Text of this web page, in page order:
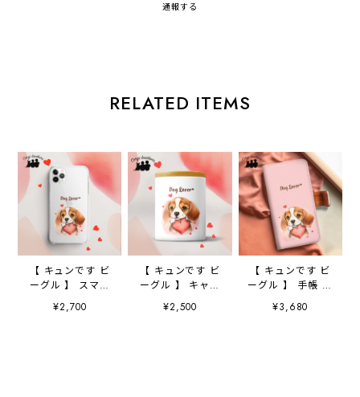
通報する
RELATED ITEMS
【 キュンです ビ
ーグル 】 スマホ
ケース クリアソ
フトケース 犬
¥2,700
【 キュンです ビ
ーグル 】 キャニ
スター 保存容
器 お家用 プレ
¥2,500
【 キュンです ビ
ーグル 】 手帳 ス
マホケース 犬
うちの子 プレゼ
¥3,680